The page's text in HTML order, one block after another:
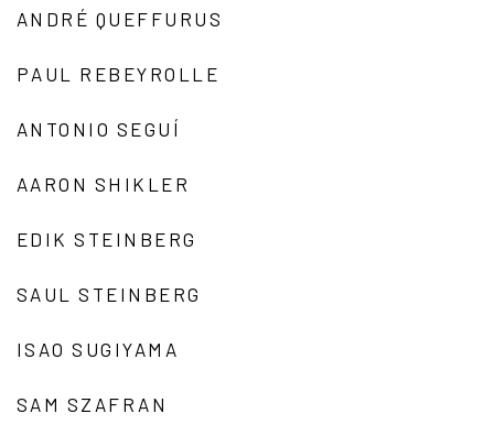
ANDRÉ QUEFFURUS
PAUL REBEYROLLE
ANTONIO SEGUÍ
AARON SHIKLER
EDIK STEINBERG
SAUL STEINBERG
ISAO SUGIYAMA
SAM SZAFRAN